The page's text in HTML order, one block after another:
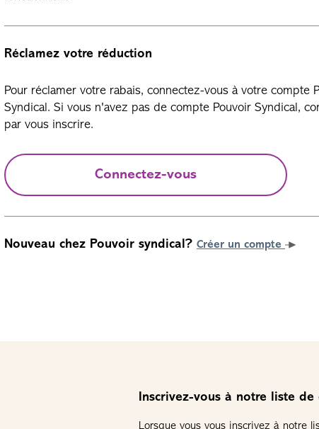
Réclamez votre réduction
Pour réclamer votre rabais, connectez-vous à votre compte
Syndical. Si vous n'avez pas de compte Pouvoir Syndical,
par vous inscrire.
Connectez-vous
Nouveau chez Pouvoir syndical? Créer un compte
Inscrivez-vous à notre liste de
Lorsque vous vous inscrivez à notre